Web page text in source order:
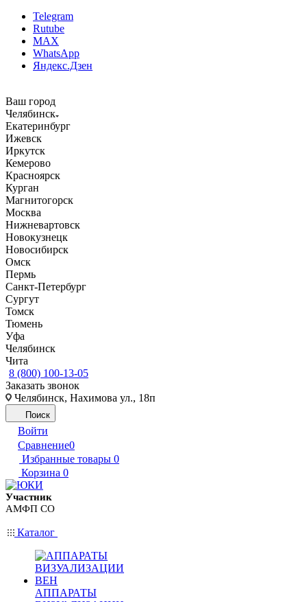
Telegram
Rutube
MAX
WhatsApp
Яндекс.Дзен
Ваш город
Челябинск
Екатеринбург
Ижевск
Иркутск
Кемерово
Красноярск
Курган
Магнитогорск
Москва
Нижневартовск
Новокузнецк
Новосибирск
Омск
Пермь
Санкт-Петербург
Сургут
Томск
Тюмень
Уфа
Челябинск
Чита
8 (800) 100-13-05
Заказать звонок
Челябинск, Нахимова ул., 18п
Поиск
Войти
Сравнение0
Избранные товары 0
Корзина 0
Участник
АМФП СО
Каталог
АППАРАТЫ